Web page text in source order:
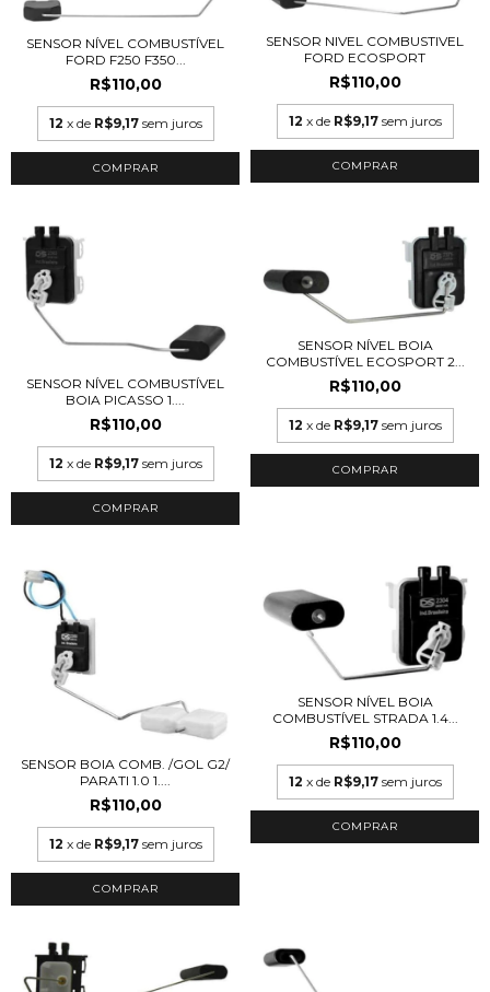
SENSOR NÍVEL COMBUSTÍVEL
FORD F250 F350...
R$110,00
12 x de R$9,17 sem juros
SENSOR NIVEL COMBUSTIVEL
FORD ECOSPORT
R$110,00
12 x de R$9,17 sem juros
SENSOR NÍVEL COMBUSTÍVEL
BOIA PICASSO 1....
R$110,00
12 x de R$9,17 sem juros
SENSOR NÍVEL BOIA
COMBUSTÍVEL ECOSPORT 2...
R$110,00
12 x de R$9,17 sem juros
SENSOR BOIA COMB. /GOL G2/
PARATI 1.0 1....
R$110,00
12 x de R$9,17 sem juros
SENSOR NÍVEL BOIA
COMBUSTÍVEL STRADA 1.4...
R$110,00
12 x de R$9,17 sem juros